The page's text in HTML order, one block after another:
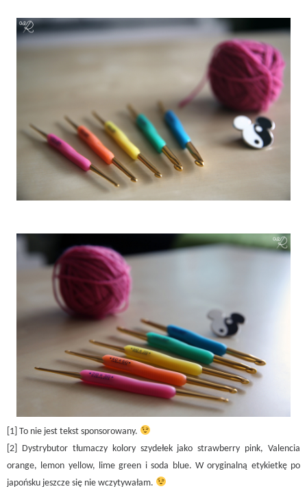
[1] To nie jest tekst sponsorowany.
[2] Dystrybutor tłumaczy kolory szydełek jako strawberry pink, Valencia
orange, lemon yellow, lime green i soda blue. W oryginalną etykietkę po
japońsku jeszcze się nie wczytywałam.